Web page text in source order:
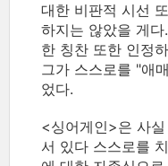
대한 비판적 시선
하지는 않았을 게
한 칭찬 또한 인정
그가 스스로를 "애
었다.
<싱어게인>은 사
서 있다 스스로를